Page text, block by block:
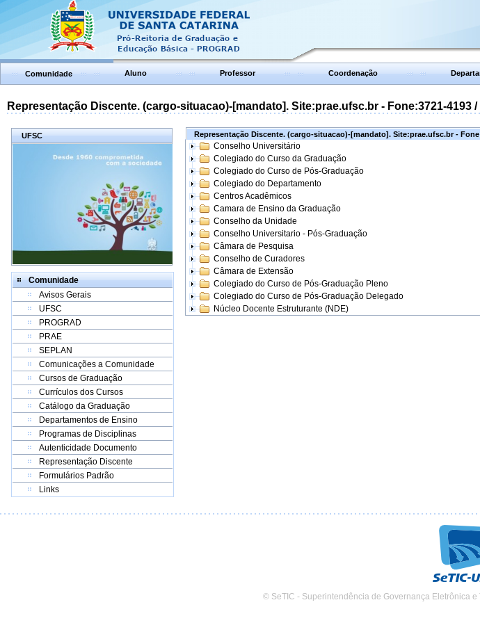
Comunidade Aluno Professor Coordenação
Representação Discente. (cargo-situacao)-[mandato]. Site:prae.ufsc.br - Fone:3721-4193
UFSC
Comunidade
Avisos Gerais
UFSC
PROGRAD
PRAE
SEPLAN
Comunicações a Comunidade
Cursos de Graduação
Currículos dos Cursos
Catálogo da Graduação
Departamentos de Ensino
Programas de Disciplinas
Autenticidade Documento
Representação Discente
Formulários Padrão
Links
Representação Discente. (cargo-situacao)-[mandato]. Site:prae.ufsc.br -
Conselho Universitário
Colegiado do Curso da Graduação
Colegiado do Curso de Pós-Graduação
Colegiado do Departamento
Centros Acadêmicos
Camara de Ensino da Graduação
Conselho da Unidade
Conselho Universitario - Pós-Graduação
Câmara de Pesquisa
Conselho de Curadores
Câmara de Extensão
Colegiado do Curso de Pós-Graduação Pleno
Colegiado do Curso de Pós-Graduação Delegado
Núcleo Docente Estruturante (NDE)
© SeTIC - Superintendência de Governança Eletrônica